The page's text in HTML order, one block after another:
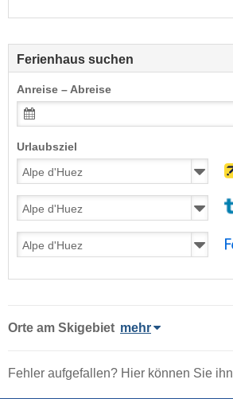
Ferienhaus suchen
Anreise – Abreise
Urlaubsziel
Orte am Skigebiet mehr
Fehler aufgefallen? Hier können Sie ihn